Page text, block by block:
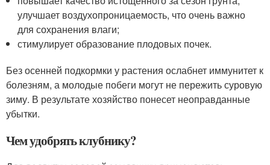
улучшает воздухопроницаемость, что очень важно
для сохранения влаги;
стимулирует образование плодовых почек.
Без осенней подкормки у растения ослабнет иммунитет к
болезням, а молодые побеги могут не пережить суровую
зиму. В результате хозяйство понесет неоправданные
убытки.
Чем удобрять клубнику?